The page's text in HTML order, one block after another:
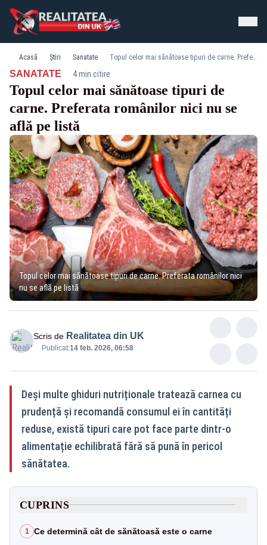
Acasă Știri Sanatate Topul celor mai sănătoase tipuri de carne. Preferata românilor nici nu se află pe listă
SANATATE· 4 min citire
Topul celor mai sănătoase tipuri de
carne. Preferata românilor nici nu se
află pe listă
Topul celor mai sănătoase tipuri de carne. Preferata românilor nici
nu se află pe listă
Scris de Realitatea din UK
Publicat:14 feb. 2026, 06:58
Deși multe ghiduri nutriționale tratează carnea cu
prudență și recomandă consumul ei în cantități
reduse, există tipuri care pot face parte dintr-o
alimentație echilibrată fără să pună în pericol
sănătatea.
CUPRINS
1 Ce determină cât de sănătoasă este o carne